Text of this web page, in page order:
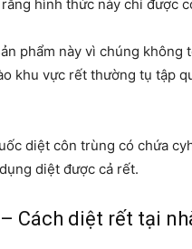
hình thức này chỉ được
phẩm này vì chúng
khu vực rết thường tụ tập
diệt côn trùng có chứa
diệt được cả rết.
Cách diệt rết tại